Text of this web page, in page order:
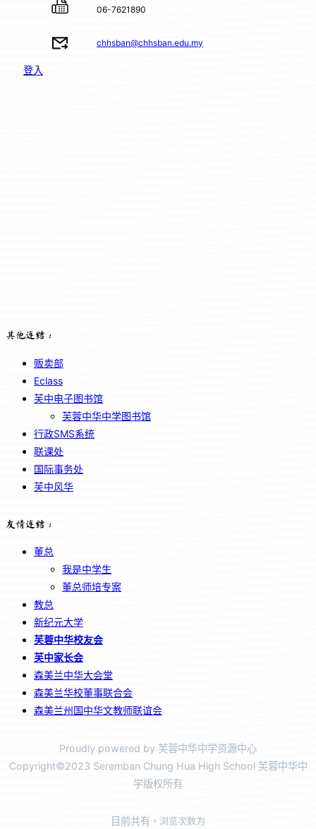
06-7621890
chhsban@chhsban.edu.my
登入
其他连结：
贩卖部
Eclass
芙中电子图书馆
芙蓉中华中学图书馆
行政SMS系统
联课处
国际事务处
芙中风华
友情连结：
董总
我是中学生
董总师培专案
教总
新纪元大学
芙蓉中华校友会
芙中家长会
森美兰中华大会堂
森美兰华校董事联合会
森美兰州国中华文教师联谊会
Proudly powered by 芙蓉中华中学资源中心
Copyright©2023 Seremban Chung Hua High School 芙蓉中华中
学版权所有
目前共有 ，浏览次数为